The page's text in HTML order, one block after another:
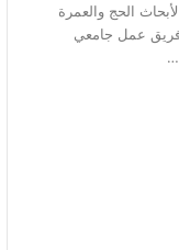
الحج والعمرة
عمل جامعي